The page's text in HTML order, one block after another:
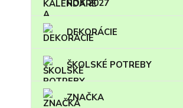
ROK 2027
DEKORÁCIE
ŠKOLSKÉ POTREBY
ZNAČKA